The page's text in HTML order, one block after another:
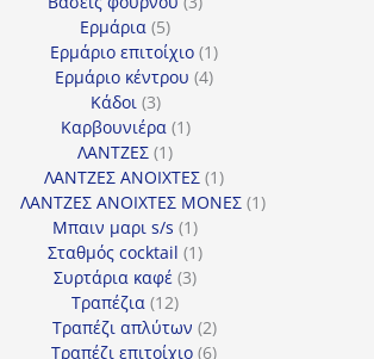
Ερμάρια 55
προϊόντα
Ερμάριο επιτοίχιο 11
προϊόν
Ερμάριο κέντρου 44
Κάδοι 33
προϊόντα
Καρβουνιέρα 11
ΛΑΝΤΖΕΣ 11
προϊόν
ΛΑΝΤΖΕΣ ΑΝΟΙΧΤΕΣ 11
προϊόν
ΛΑΝΤΖΕΣ ΑΝΟΙΧΤΕΣ ΜΟΝΕΣ 11
Μπαιν μαρι s/s 11
προϊόν
Σταθμός cocktail 11
Συρτάρια καφέ 33
Τραπέζια 1212
προϊόντα
Τραπέζι απλύτων 22
προϊόντα
Τραπέζι επιτοίχιο 66